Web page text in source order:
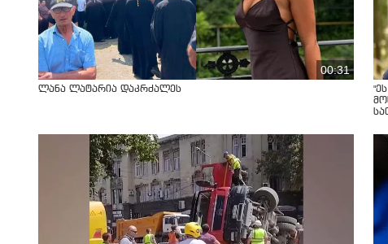
00:31
ლანა ლატარია დაკრძალეს